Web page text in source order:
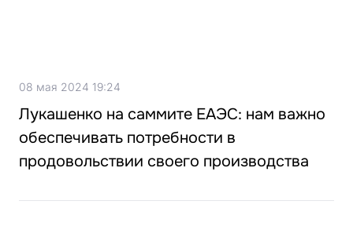
08 мая 2024 19:24
Лукашенко на саммите ЕАЭС: нам важно
обеспечивать потребности в
продовольствии своего производства